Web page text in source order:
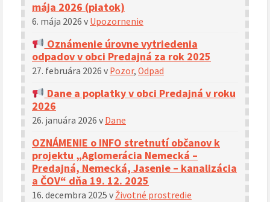
mája 2026 (piatok)
6. mája 2026 v Upozornenie
Oznámenie úrovne vytriedenia
odpadov v obci Predajná za rok 2025
27. februára 2026 v Pozor, Odpad
Dane a poplatky v obci Predajná v roku
2026
26. januára 2026 v Dane
OZNÁMENIE o INFO stretnutí občanov k
projektu „Aglomerácia Nemecká –
Predajná, Nemecká, Jasenie – kanalizácia
a ČOV“ dňa 19. 12. 2025
16. decembra 2025 vŽivotné prostredie